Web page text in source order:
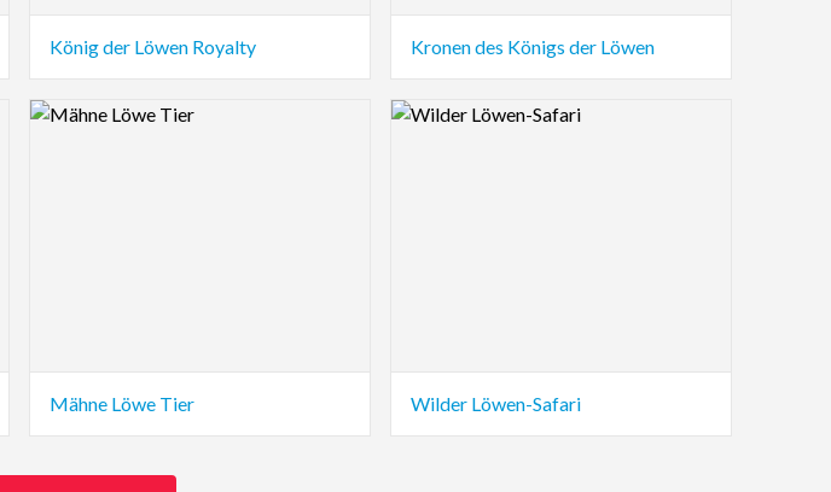
König der Löwen Royalty Kronen des Königs der Löwen
Logo Preview Image
Mähne Löwe Tier
Logo Preview Image
Wilder Löwen-Safari